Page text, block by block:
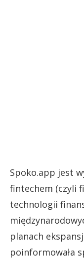
Spoko.app jest
fintechem (czyli
technologii
planach
poinformowała